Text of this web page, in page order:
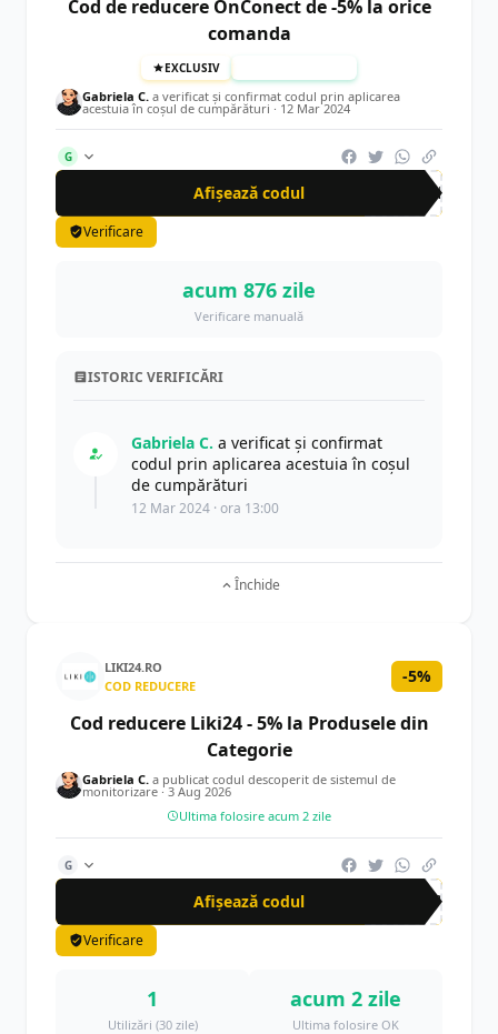
Cod de reducere OnConect de -5% la orice
comanda
EXCLUSIV
Gabriela C. a verificat și confirmat codul prin aplicarea
acestuia în coșul de cumpărături · 12 Mar 2024
G
Afișează codul CRN
Verificare
acum 876 zile
Verificare manuală
ISTORIC VERIFICĂRI
Gabriela C. a verificat și confirmat
codul prin aplicarea acestuia în coșul
de cumpărături
12 Mar 2024 · ora 13:00
Închide
LIKI24.RO
COD REDUCERE
-5%
Cod reducere Liki24 - 5% la Produsele din
Categorie
Gabriela C. a publicat codul descoperit de sistemul de
monitorizare · 3 Aug 2026
Ultima folosire acum 2 zile
G
Afișează codul SUP
Verificare
1
Utilizări (30 zile)
acum 2 zile
Ultima folosire OK